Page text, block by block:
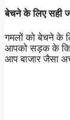
बेचने के लिए सही
गमलों को बेचने के
आपको सड़क के
आप बाजार जैसा